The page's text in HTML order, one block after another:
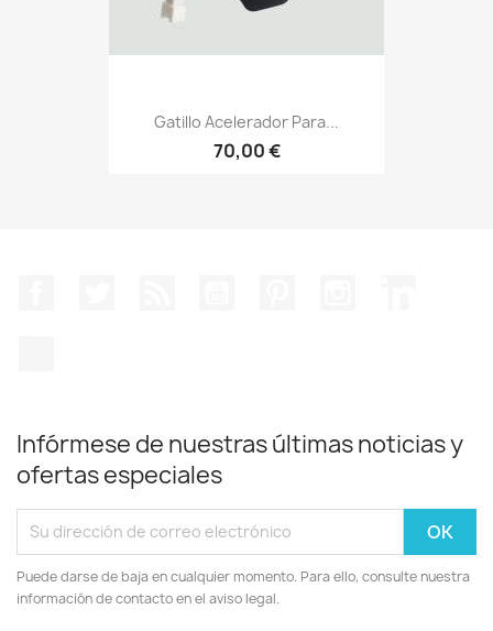
Gatillo Acelerador Para...
70,00 €
Infórmese de nuestras últimas noticias y
ofertas especiales
Puede darse de baja en cualquier momento. Para ello, consulte nuestra
información de contacto en el aviso legal.